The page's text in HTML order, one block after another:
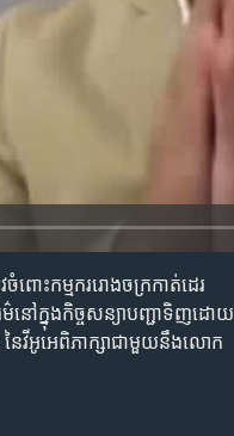
ោះ​កម្មករ​រោង​ចក្រ​កាត់ដេរ​
នៅ​ក្នុង​កិច្ចសន្យា​បញ្ជា​ទិញ​ដោយ​
នៃ​វីអូអេ​ពិភាក្សា​ជាមួយ​នឹង​លោក